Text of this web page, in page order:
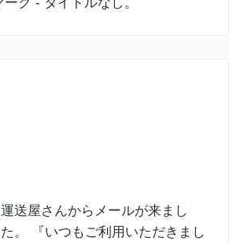
運送屋さんからメールが来まし
た。 『いつもご利用いただきまし